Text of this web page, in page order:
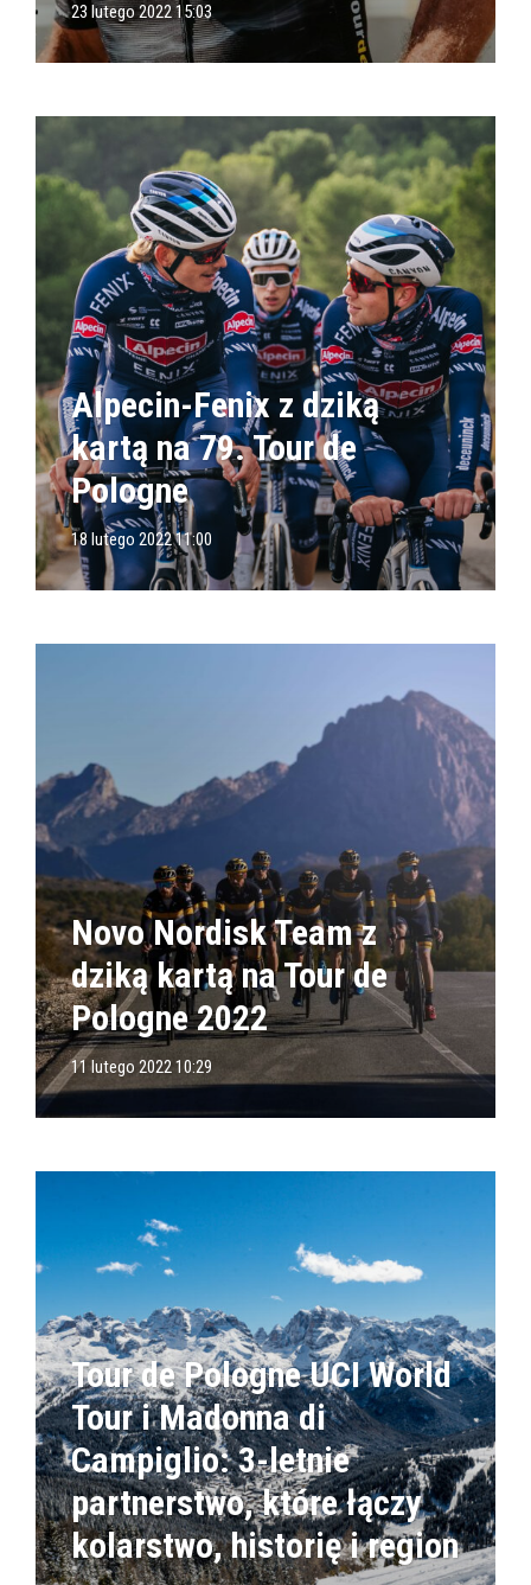
23 lutego 2022 15:03
Alpecin-Fenix z dziką
kartą na 79. Tour de
Pologne
18 lutego 2022 11:00
Novo Nordisk Team z
dziką kartą na Tour de
Pologne 2022
11 lutego 2022 10:29
Tour de Pologne UCI World
Tour i Madonna di
Campiglio: 3-letnie
partnerstwo, które łączy
kolarstwo, historię i region